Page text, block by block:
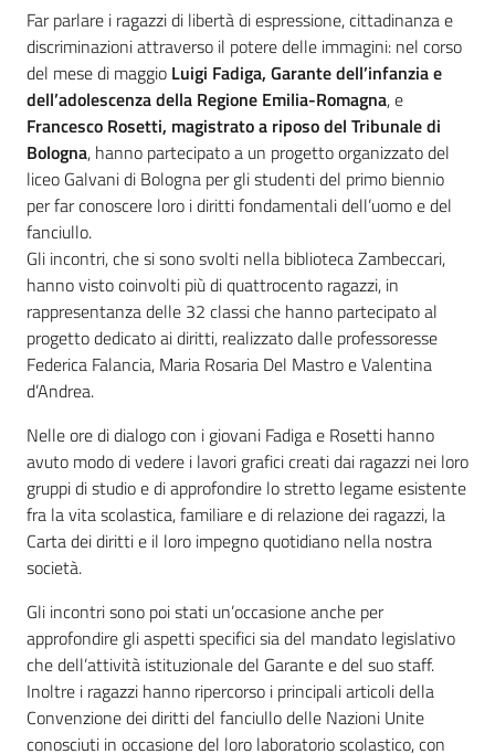
Argomenti
Per i media
Per i cittadini
Introduzione
Far parlare i ragazzi di libertà di espressione, cittadinanza e
discriminazioni attraverso il potere delle immagini: nel corso
del mese di maggio Luigi Fadiga, Garante dell’infanzia e
dell’adolescenza della Regione Emilia-Romagna, e
Francesco Rosetti, magistratoa riposodel Tribunale di
Bologna, hanno partecipato a un progetto organizzato del
liceo Galvani di Bologna per gli studenti del primo biennio
per far conoscere loro i diritti fondamentali dell’uomo e del
fanciullo.
Gli incontri, che si sono svolti nella biblioteca Zambeccari,
hanno visto coinvolti più di quattrocento ragazzi, in
rappresentanza delle 32 classi che hanno partecipato al
progetto dedicato ai diritti, realizzato dalle professoresse
Federica Falancia, Maria Rosaria Del Mastro e Valentina
d’Andrea.
Nelle ore di dialogo con i giovani Fadiga e Rosetti hanno
avuto modo di vedere i lavori grafici creati dai ragazzi nei loro
gruppi di studio e di approfondire lo stretto legame esistente
fra la vita scolastica, familiare e di relazione dei ragazzi, la
Carta dei diritti e il loro impegno quotidiano nella nostra
società.
Gli incontri sono poi stati un’occasione anche per
approfondire gli aspetti specifici sia del mandato legislativo
che dell’attività istituzionale del Garante e del suo staff.
Inoltre i ragazzi hanno ripercorso i principali articoli della
Convenzione dei diritti del fanciullo delle Nazioni Unite
conosciuti in occasione del loro laboratorio scolastico, con